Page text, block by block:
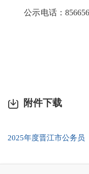
公示电
附件下载
2025年度晋江市公务员